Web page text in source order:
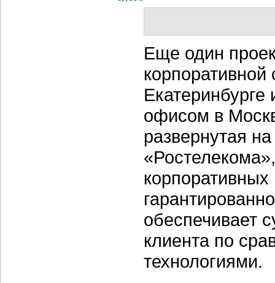
Еще один
офисом в
развернутая
обеспечивает
клиента по
технологиями.